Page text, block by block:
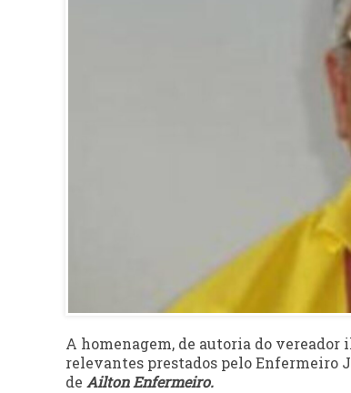
A homenagem, de autoria do vereador
relevantes prestados pelo Enfermeiro
de Ailton Enfermeiro.